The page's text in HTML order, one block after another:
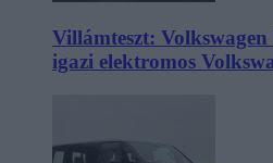
Villámteszt: Volkswagen
igazi elektromos